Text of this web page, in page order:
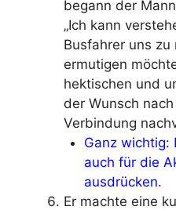
begann der
„Ich kann
Busfahrer uns zu
ermutigen
hektischen und
der Wunsch
Verbindung
Ganz wichtig:
auch für die
ausdrücken.
Er machte eine